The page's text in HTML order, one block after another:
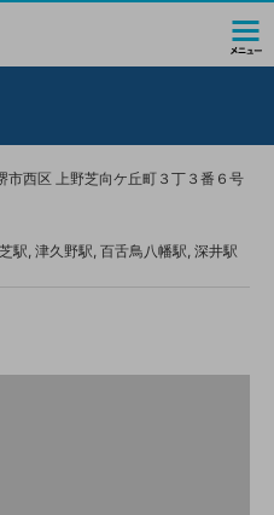
西区 上野芝向ケ丘町３丁３番６号
駅, 津久野駅, 百舌鳥八幡駅, 深井駅